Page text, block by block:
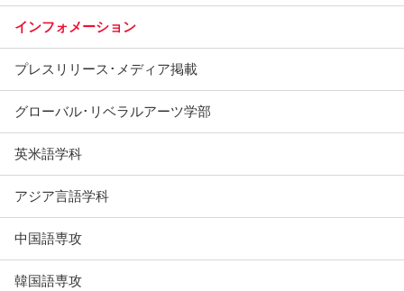
インフォメーション
プレスリリース･メディア掲載
グローバル･リベラルアーツ学部
英米語学科
アジア言語学科
中国語専攻
韓国語専攻